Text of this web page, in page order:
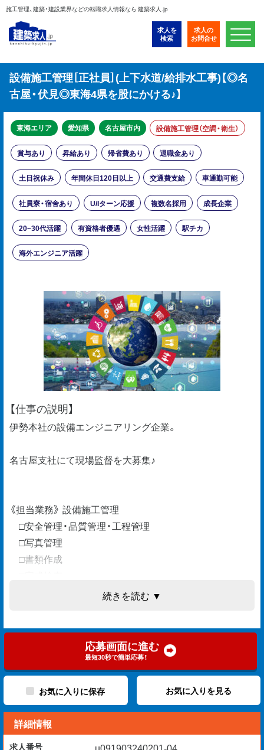
施工管理、建築・建設業界などの転職求人情報なら 建築求人.jp
求人を
検索
求人の
お問合せ
設備施工管理［正社員］(上下水道/給排水工事)【◎名
古屋・伏見◎東海4県を股にかける♪】
東海エリア 愛知県 名古屋市内 設備施工管理（空調・衛生）
賞与あり 昇給あり 帰省費あり 退職金あり
土日祝休み 年間休日120日以上 交通費支給 車通勤可能
社員寮・宿舍あり U/Iターン応援 複数名採用 成長企業
20~30代活躍 有資格者優遇 女性活躍 駅チカ
海外エンジニア活躍
【仕事の説明】
伊勢本社の設備エンジニアリング企業。
名古屋支社にて現場監督を大募集♪
《担当業務》 設備施工管理
□安全管理・品質管理・工程管理
□写真管理
□書類作成
□保守・アフターサービス
担当エリアは名古屋拠点の東海4県。
愛知.岐阜.三重.静岡を駆け巡ります！
《勤務開始日》 即日～調整可
続きを読む ▼
応募画面に進む
最短30秒で簡単応募！
お気に入りに保存 お気に入りを見る
詳細情報
求人番号